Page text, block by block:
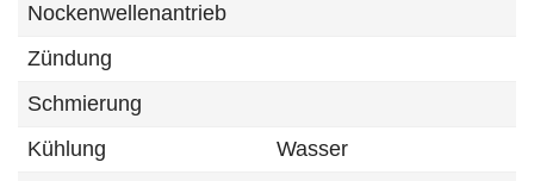
Nockenwellenantrieb
Zündung
Schmierung
Kühlung
Wasser